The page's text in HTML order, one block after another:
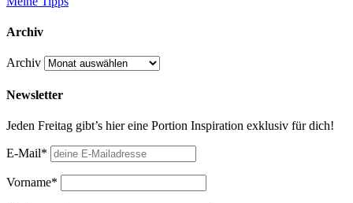
Archiv
Archiv
Newsletter
Jeden Freitag gibt’s hier eine Portion Inspiration exklusiv für dich!
E-Mail*
Vorname*